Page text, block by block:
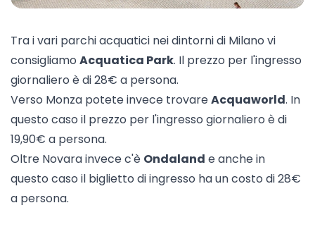
Tra i vari parchi acquatici nei dintorni di Milano vi
consigliamo Acquatica Park. Il prezzo per l'ingresso
giornaliero è di 28€ a persona.
Verso Monza potete invece trovareAcquaworld. In
questo caso il prezzo per l'ingresso giornaliero è di
19,90€ a persona.
Oltre Novara invece c'è Ondaland e anche in
questo caso il biglietto di ingresso ha un costo di 28€
a persona.